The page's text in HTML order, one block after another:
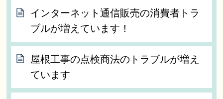
インターネット通信販売の消費者トラ
ブルが増えています！
屋根工事の点検商法のトラブルが増え
ています